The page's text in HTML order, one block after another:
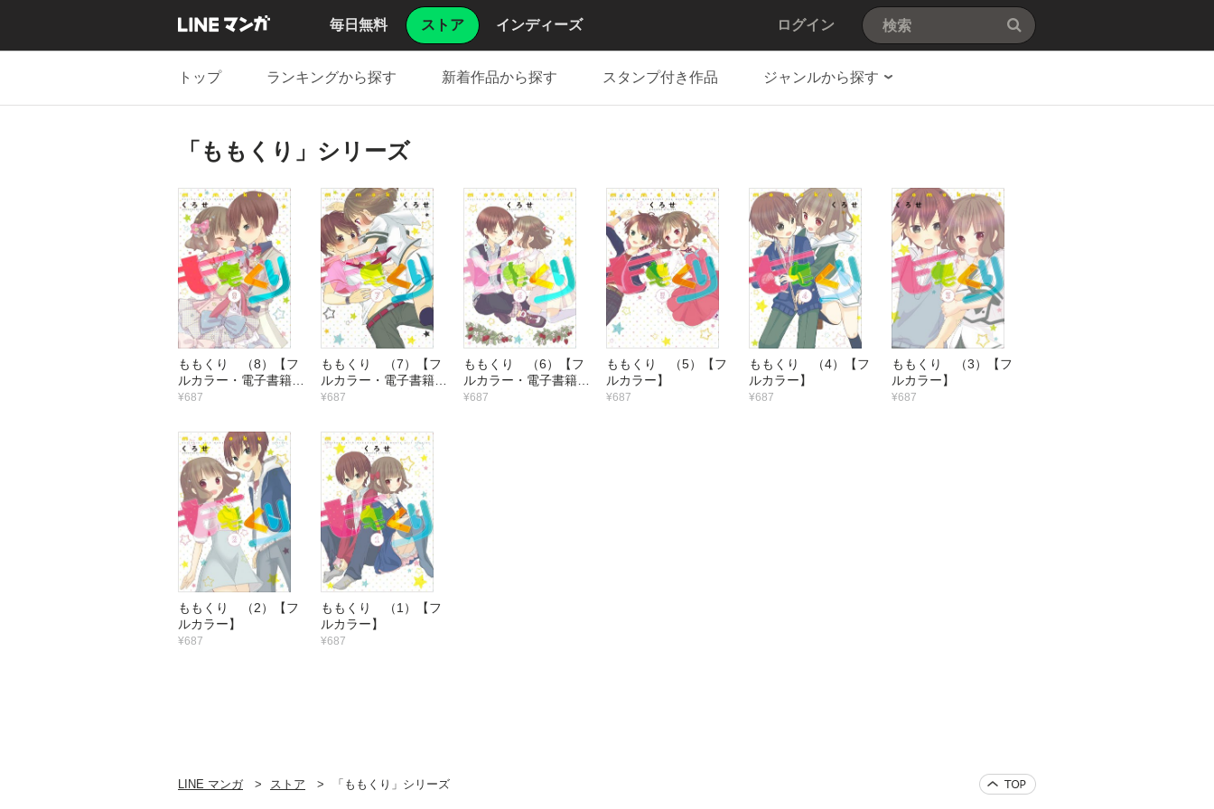
毎日無料 ストア インディーズ ログイン
トップ ランキングから探す 新着作品から探す スタンプ付き作品 ジャンルから探す
「ももくり」シリーズ
ももくり （8）【フ
ルカラー・電子書籍版
限定特典付】
¥687
ももくり （7）【フ
ルカラー・電子書籍版
限定特典付】
¥687
ももくり （6）【フ
ルカラー・電子書籍版
限定特典付】
¥687
ももくり （5）【フ
ルカラー】
¥687
ももくり （4）【フ
ルカラー】
¥687
ももくり （3）【フ
ルカラー】
¥687
ももくり （2）【フ
ルカラー】
¥687
ももくり （1）【フ
ルカラー】
¥687
LINE マンガ ストア 「ももくり」シリーズ